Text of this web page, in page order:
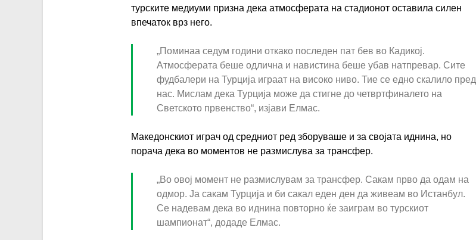
турските медиуми призна дека атмосферата на стадионот оставила силен
впечаток врз него.
„Поминаа седум години откако последен пат бев во Кадикој.
Атмосферата беше одлична и навистина беше убав натпревар. Сите
фудбалери на Турција играат на високо ниво. Тие се едно скалило пред
нас. Мислам дека Турција може да стигне до четвртфиналето на
Светското првенство“, изјави Елмас.
Македонскиот играч од средниот ред зборуваше и за својата иднина, но
порача дека во моментов не размислува за трансфер.
„Во овој момент не размислувам за трансфер. Сакам прво да одам на
одмор. Ја сакам Турција и би сакал еден ден да живеам во Истанбул.
Се надевам дека во иднина повторно ќе заиграм во турскиот
шампионат“, додаде Елмас.